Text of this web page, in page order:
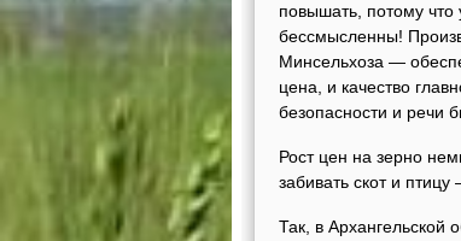
повышать, потому
бессмысленны!
Минсельхоза —
цена, и качество
безопасности и речи
Рост цен на зерно
забивать скот и
Так, в Архангельской